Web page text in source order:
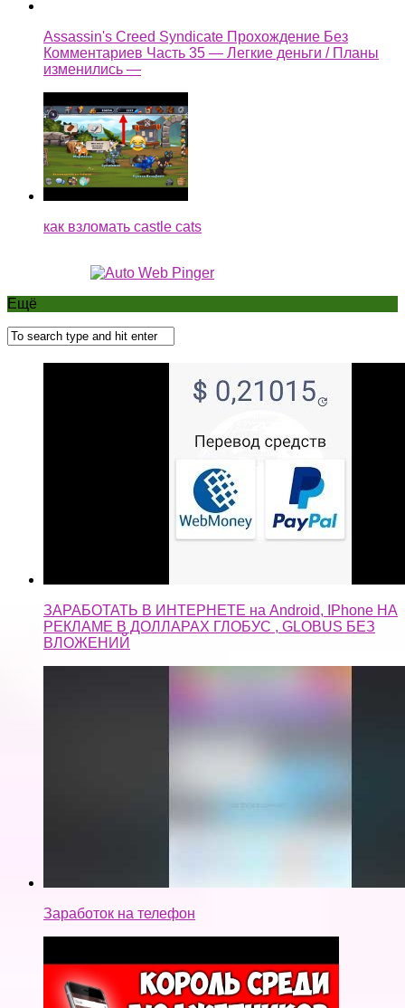
Assassin's Creed Syndicate Прохождение Без
Комментариев Часть 35 — Легкие деньги / Планы
изменились —
как взломать castle cats
Ещё
ЗАРАБОТАТЬ В ИНТЕРНЕТЕ на Android, IPhone НА
РЕКЛАМЕ В ДОЛЛАРАХ ГЛОБУС , GLOBUS БЕЗ
ВЛОЖЕНИЙ
Заработок на телефон